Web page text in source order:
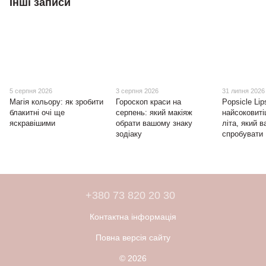
Інші записи
5 серпня 2026
Магія кольору: як зробити
блакитні очі ще
яскравішими
3 серпня 2026
Гороскоп краси на
серпень: який макіяж
обрати вашому знаку
зодіаку
31 липня 2026
Popsicle
літа, який
спробувати
+380 73 820 20 30
Контактна інформація
Повна версія сайту
© 2026